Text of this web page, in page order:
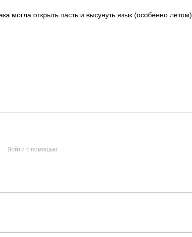
могла открыть пасть и высунуть язык (особенно летом).
Войти с помощью